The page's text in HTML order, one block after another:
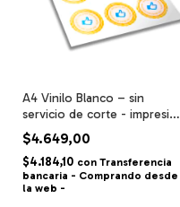
A4 Vinilo Blanco – sin
servicio de corte - impresión
alta calidad / resistente al
agua y fricción –
$4.649,00
$4.184,10 con Transferencia
bancaria - Comprando desde
la web -